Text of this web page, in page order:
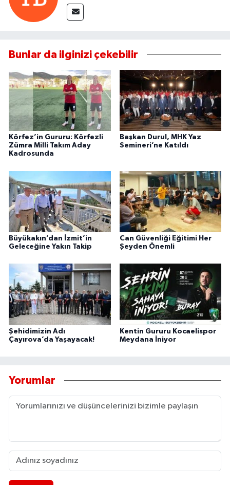
Bunlar da ilginizi çekebilir
Körfez’in Gururu: Körfezli
Zümra Milli Takım Aday
Kadrosunda
Başkan Durul, MHK Yaz
Semineri’ne Katıldı
Büyükakın’dan İzmit’in
Geleceğine Yakın Takip
Can Güvenliği Eğitimi Her
Şeyden Önemli
Şehidimizin Adı
Çayırova’da Yaşayacak!
Kentin Gururu Kocaelispor
Meydana İniyor
Yorumlar